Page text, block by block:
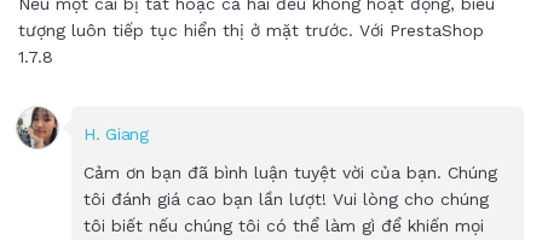
tượng luôn tiếp tục hiển thị ở mặt trước. Với PrestaShop
1.7.8
H. Giang
Cảm ơn bạn đã bình luận tuyệt vời của bạn. Chúng
tôi đánh giá cao bạn lần lượt! Vui lòng cho chúng
tôi biết nếu chúng tôi có thể làm gì để khiến mọi